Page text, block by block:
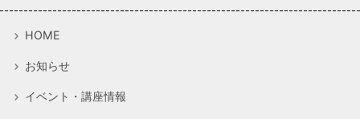
HOME
お知らせ
イベント・講座情報